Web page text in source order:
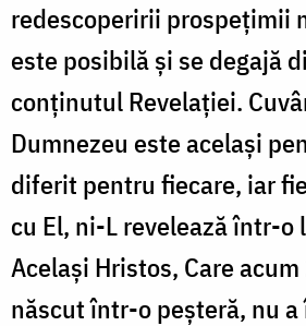
redescoperirii prospeţimii
este posibilă şi se degajă
conţinutul Revelaţiei.
Dumnezeu este acelaşi
diferit pentru fiecare, iar
cu El, ni-L revelează într-o
Acelaşi Hristos, Care
născut într-o peşteră, nu a